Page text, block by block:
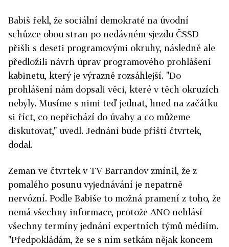
Babiš řekl, že sociální demokraté na úvodní
schůzce obou stran po nedávném sjezdu ČSSD
přišli s deseti programovými okruhy, následně ale
předložili návrh úprav programového prohlášení
kabinetu, který je výrazně rozsáhlejší. "Do
prohlášení nám dopsali věci, které v těch okruzích
nebyly. Musíme s nimi teď jednat, hned na začátku
si říct, co nepřichází do úvahy a co můžeme
diskutovat," uvedl. Jednání bude příští čtvrtek,
dodal.
Zeman ve čtvrtek v TV Barrandov zmínil, že z
pomalého posunu vyjednávání je nepatrně
nervózní. Podle Babiše to možná pramení z toho, že
nemá všechny informace, protože ANO nehlásí
všechny termíny jednání expertních týmů médiím.
"Předpokládám, že se s ním setkám nějak koncem